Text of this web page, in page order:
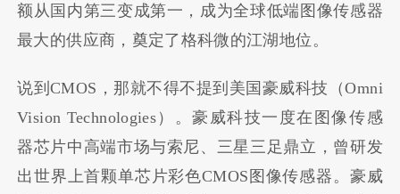
额从国内第三变成第一，成为全球低端图像传感器
最大的供应商，奠定了格科微的江湖地位。
说到CMOS，那就不得不提到美国豪威科技（Omni
Vision Technologies）。豪威科技一度在图像传感
器芯片中高端市场与索尼、三星三足鼎立，曾研发
出世界上首颗单芯片彩色CMOS图像传感器。豪威